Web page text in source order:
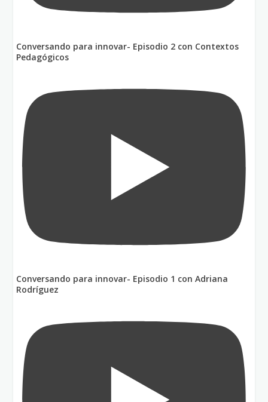
Conversando para innovar- Episodio 2 con Contextos
Pedagógicos
Conversando para innovar- Episodio 1 con Adriana
Rodríguez